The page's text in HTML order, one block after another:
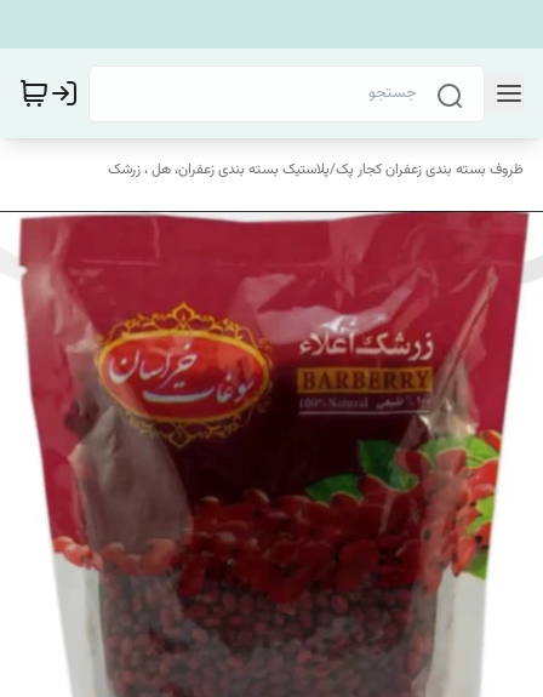
ظروف بسته بندی زعفران کجار پک/پلاستیک بسته بندی زعفران، هل ، زرشک